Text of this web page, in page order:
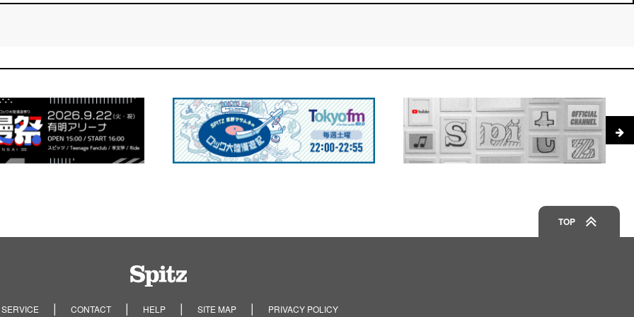
TOP
CONTACT HELP SITE MAP PRIVACY POLICY